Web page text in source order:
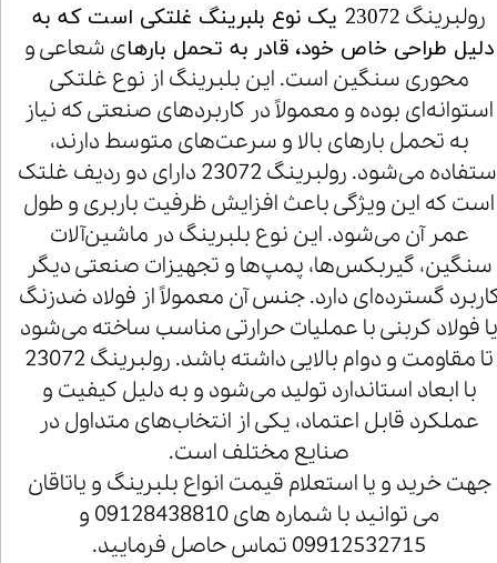
رولبرینگ 2
3072 یک نوع بلبرینگ غلتکی است که به
دلیل طراحی خاص خود، قادر به تحمل بارهای شعاعی و
محوری سنگین است. این بلبرینگ از نوع غلتکی
استوانه‌ای بوده و معمولاً در کاربردهای صنعتی که نیاز
به تحمل بارهای بالا و سرعت‌های متوسط دارند،
استفاده می‌شود. رولبرینگ 23072 دارای دو ردیف غلتک
است که این ویژگی باعث افزایش ظرفیت باربری و طول
عمر آن می‌شود. این نوع بلبرینگ در ماشین‌آلات
سنگین، گیربکس‌ها، پمپ‌ها و تجهیزات صنعتی دیگر
گسترده‌ای دارد. جنس آن معمولاً از فولاد ضدزنگ
فولاد کربنی با عملیات حرارتی مناسب ساخته می‌شود
تا مقاومت و دوام بالایی داشته باشد. رولبرینگ 23072
با ابعاد استاندارد تولید می‌شود و به دلیل کیفیت و
عملکرد قابل اعتماد، یکی از انتخاب‌های متداول در
صنایع مختلف است.
جهت خرید و یا استعلام قیمت انواع بلبرینگ و یاتاقان
می توانید با شماره های 09128438810 و
09912532715 تماس حاصل فرمایید.